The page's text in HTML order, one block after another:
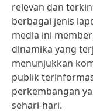
relevan dan
berbagai jenis
media ini
dinamika yang
menunjukkan
publik
perkembangan
sehari-hari.